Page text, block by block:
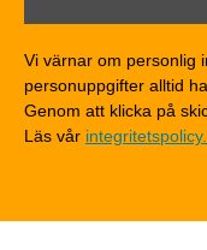
Detaljlösningar
Träytors
Tekniska byten
Riskvärdering i
Vi värnar om personlig
personuppgifter alltid
Genom att klicka på
Läs vår integritetspolicy.